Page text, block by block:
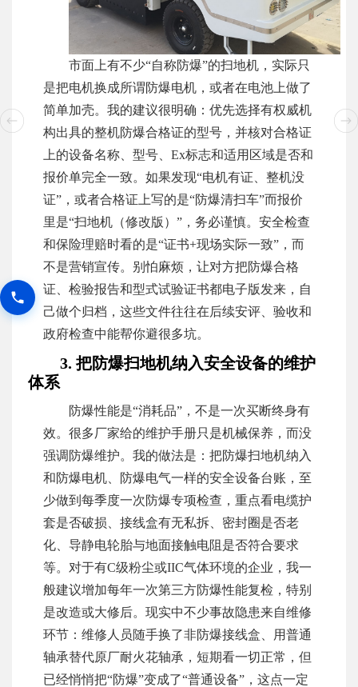
市面上有不少“自称防爆”的扫地机，实际只
是把电机换成所谓防爆电机，或者在电池上做了
简单加壳。我的建议很明确：优先选择有权威机
构出具的整机防爆合格证的型号，并核对合格证
上的设备名称、型号、Ex标志和适用区域是否和
报价单完全一致。如果发现“电机有证、整机没
证”，或者合格证上写的是“防爆清扫车”而报价
里是“扫地机（修改版）”，务必谨慎。安全检查
和保险理赔时看的是“证书+现场实际一致”，而
不是营销宣传。别怕麻烦，让对方把防爆合格
证、检验报告和型式试验证书都电子版发来，自
己做个归档，这些文件往往在后续安评、验收和
政府检查中能帮你避很多坑。
3. 把防爆扫地机纳入安全设备的维护
体系
防爆性能是“消耗品”，不是一次买断终身有
效。很多厂家给的维护手册只是机械保养，而没
强调防爆维护。我的做法是：把防爆扫地机纳入
和防爆电机、防爆电气一样的安全设备台账，至
少做到每季度一次防爆专项检查，重点看电缆护
套是否破损、接线盒有无私拆、密封圈是否老
化、导静电轮胎与地面接触电阻是否符合要求
等。对于有C级粉尘或IIC气体环境的企业，我一
般建议增加每年一次第三方防爆性能复检，特别
是改造或大修后。现实中不少事故隐患来自维修
环节：维修人员随手换了非防爆接线盒、用普通
轴承替代原厂耐火花轴承，短期看一切正常，但
已经悄悄把“防爆”变成了“普通设备”，这点一定